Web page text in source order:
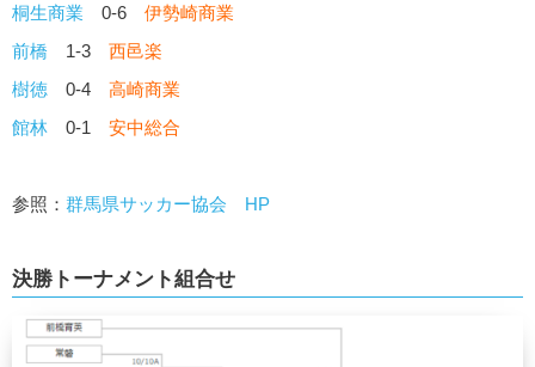
桐生商業 0-6 伊勢崎商業
前橋 1-3 西邑楽
樹徳 0-4 高崎商業
館林 0-1 安中総合
参照： 群馬県サッカー協会 HP
決勝トーナメント組合せ